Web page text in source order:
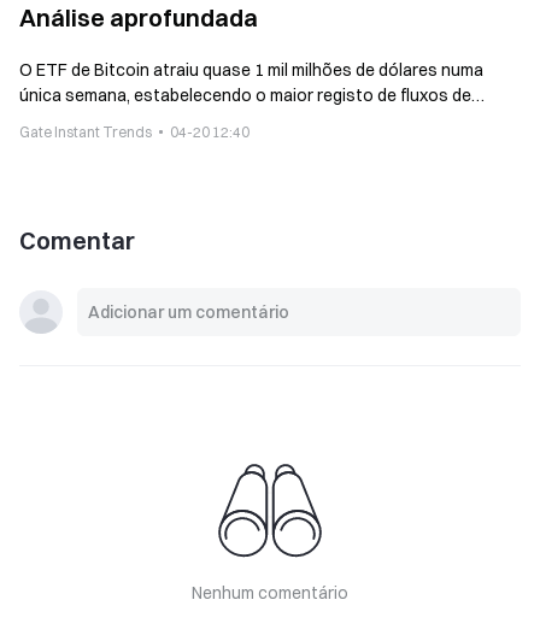
Análise aprofundada
O ETF de Bitcoin atraiu quase 1 mil milhões de dólares numa
única semana, estabelecendo o maior registo de fluxos de
Gate Instant Trends 04-20 12:40
Comentar
Nenhum comentário